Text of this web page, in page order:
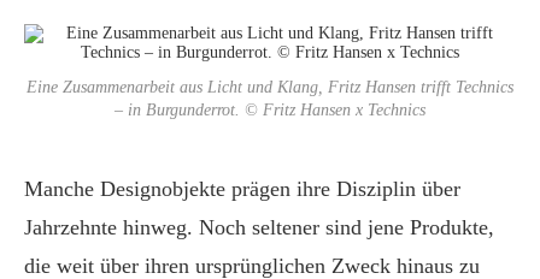
Eine Zusammenarbeit aus Licht und Klang, Fritz Hansen trifft Technics
– in Burgunderrot. © Fritz Hansen x Technics
Manche Designobjekte prägen ihre Disziplin über
Jahrzehnte hinweg. Noch seltener sind jene Produkte,
die weit über ihren ursprünglichen Zweck hinaus zu